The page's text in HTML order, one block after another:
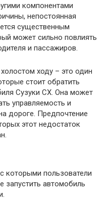
компонентами
непостоянная
существенным
может сильно повлиять
и пассажиров.
ходу – это один
стоит обратить
Сузуки СХ. Она может
управляемость и
дороге. Предпочтение
этот недостаток
которыми пользователи
запустить автомобиль